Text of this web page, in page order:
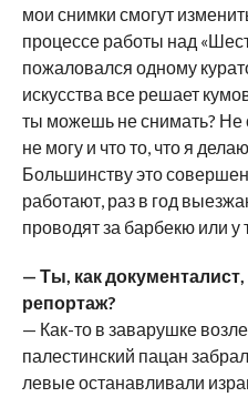
мои снимки смогут
процессе работы над
пожаловался одному
искусства все решает
ты можешь не снимать? Не
не могу и что то, что я
Большинству это
работают, раз в год
проводят за барбекю или у
— Ты, как
репортаж?
— Как-то в заварушке
палестинский пацан
левые останавливали